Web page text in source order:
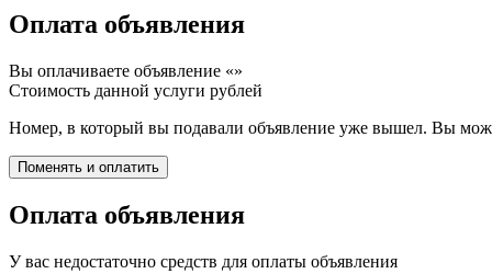
Оплата объявления
Вы оплачиваете объявление «»
Стоимость данной услуги рублей
Номер, в который вы подавали объявление уже вышел. Вы
Оплата объявления
У вас недостаточно средств для оплаты объявления